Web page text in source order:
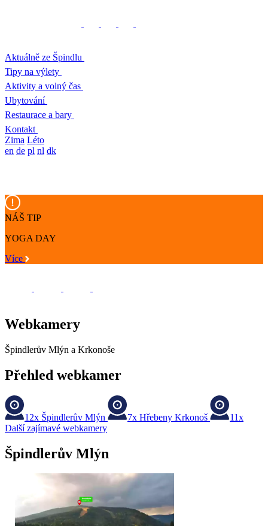
Aktuálně ze Špindlu
Tipy na výlety
Aktivity a volný čas
Ubytování
Restaurace a bary
Kontakt
Zima Léto
en de pl nl dk
NÁŠ TIP
YOGA DAY
Více
Webkamery
Špindlerův Mlýn a Krkonoše
Přehled webkamer
12x Špindlerův Mlýn 7x Hřebeny Krkonoš
11x
Další zajímavé webkamery
Špindlerův Mlýn